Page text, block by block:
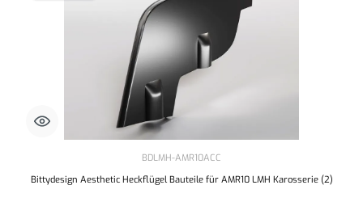
BDLMH-AMR10ACC
Bittydesign Aesthetic Heckflügel Bauteile für AMR10 LMH Karosserie (2)